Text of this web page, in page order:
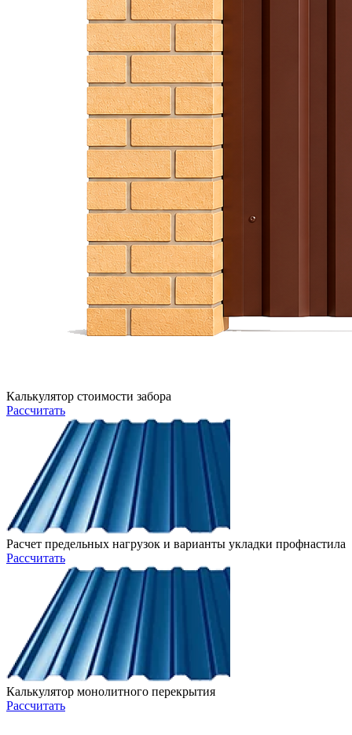
Калькулятор стоимости забора
Рассчитать
Расчет предельных нагрузок и варианты укладки профнастила
Рассчитать
Калькулятор монолитного перекрытия
Рассчитать